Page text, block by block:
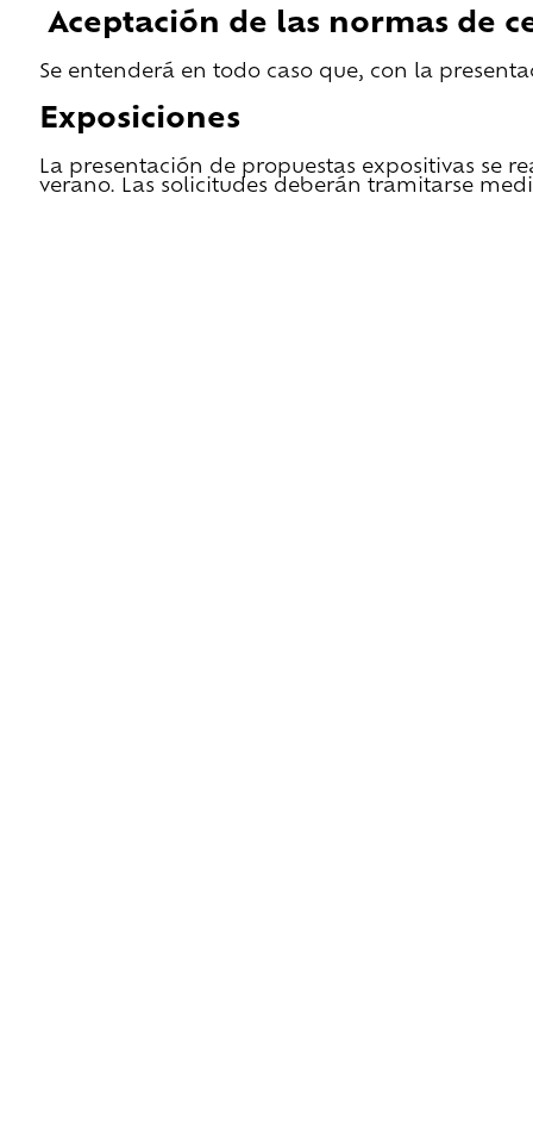
Aceptación de las normas de
Se entenderá en todo caso que, con la
Exposiciones
La presentación de propuestas expositivas se
verano. Las solicitudes deberán tramitarse